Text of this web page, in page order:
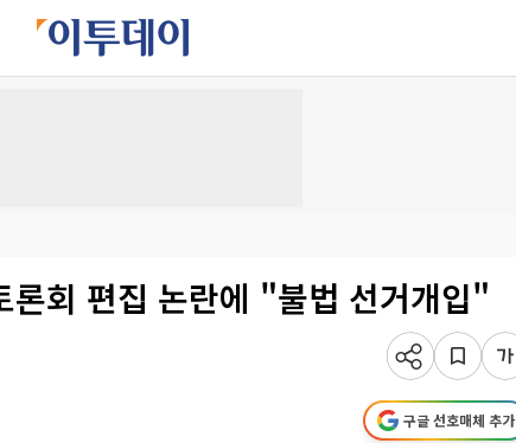
론회 편집 논란에 "불법 선거개입"
구글 선호매체 추가